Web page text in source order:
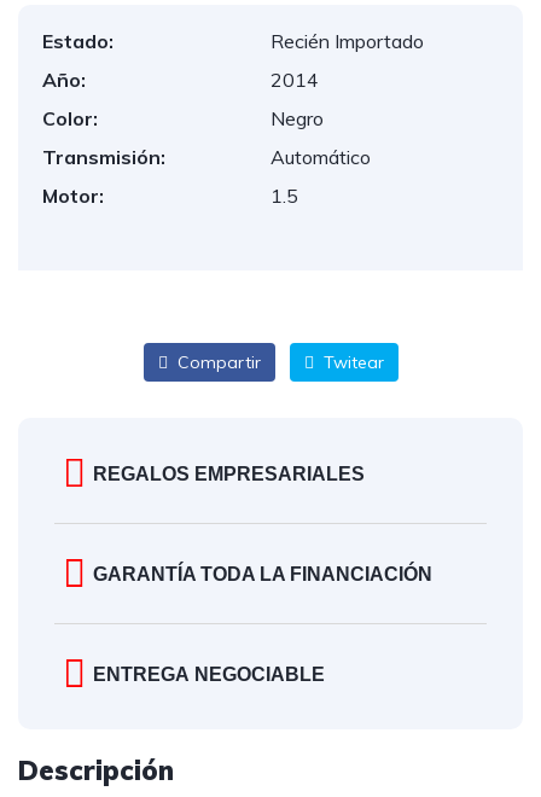
Estado:
Recién Importado
Año:
2014
Color:
Negro
Transmisión:
Automático
Motor:
1.5
Compartir Twitear
REGALOS EMPRESARIALES
GARANTÍA TODA LA FINANCIACIÓN
ENTREGA NEGOCIABLE
Descripción